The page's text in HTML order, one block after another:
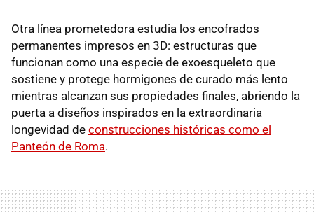
Otra línea prometedora estudia los encofrados
permanentes impresos en 3D: estructuras que
funcionan como una especie de exoesqueleto que
sostiene y protege hormigones de curado más lento
mientras alcanzan sus propiedades finales, abriendo la
puerta a diseños inspirados en la extraordinaria
longevidad de construcciones históricas como el
Panteón de Roma.